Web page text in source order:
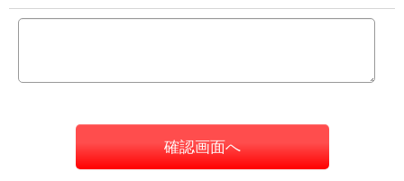
確認画面へ